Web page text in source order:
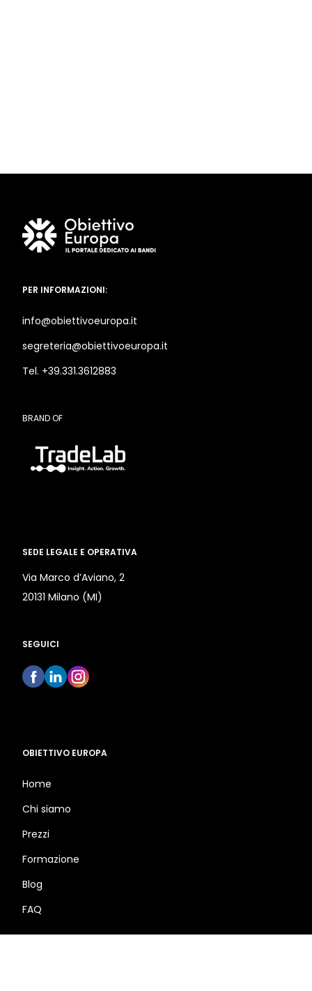
PER INFORMAZIONI:
info@obiettivoeuropa.it
segreteria@obiettivoeuropa.it
Tel. +39.331.3612883
BRAND OF
SEDE LEGALE E OPERATIVA
Via Marco d’Aviano, 2
20131 Milano (MI)
SEGUICI
OBIETTIVO EUROPA
Home
Chi siamo
Prezzi
Formazione
Blog
FAQ